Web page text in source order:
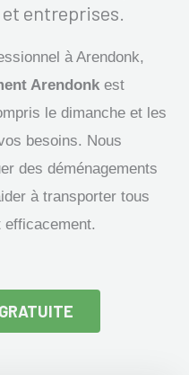
entreprises.
à Arendonk,
Arendonk est
le dimanche et les
besoins. Nous
des déménagements
à transporter tous